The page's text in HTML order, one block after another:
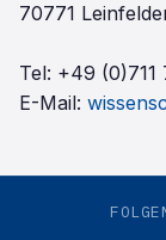
70771
Tel: +49 (0)711
E-Mail: